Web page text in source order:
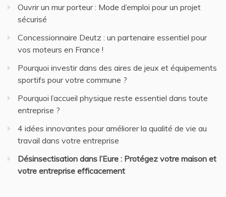
Ouvrir un mur porteur : Mode d’emploi pour un projet
sécurisé
Concessionnaire Deutz : un partenaire essentiel pour
vos moteurs en France !
Pourquoi investir dans des aires de jeux et équipements
sportifs pour votre commune ?
Pourquoi l’accueil physique reste essentiel dans toute
entreprise ?
4 idées innovantes pour améliorer la qualité de vie au
travail dans votre entreprise
Désinsectisation dans l’Eure : Protégez votre maison et
votre entreprise efficacement